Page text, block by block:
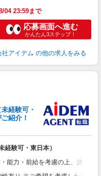
04 23:59まで
応募画面へ進む
かんたん3ステップ！
社アイデム の他の求人をみる
経験可・
紹介！
経験可・東日本）
能力・前給を考慮の上、決定い